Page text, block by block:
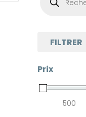
produits
FILTRER
Prix